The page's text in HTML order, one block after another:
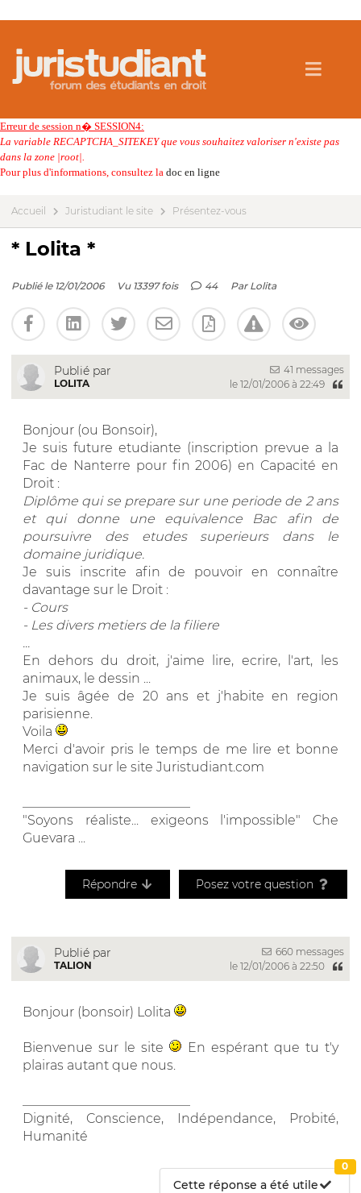
Erreur de session n� SESSION4:
La variable RECAPTCHA_SITEKEY que vous souhaitez valoriser n'existe pas
dans la zone |root|.
Pour plus d'informations, consultez la doc en ligne
Accueil Juristudiant le site Présentez-vous
* Lolita *
Publié le 12/01/2006 Vu 13397 fois 44 Par Lolita
Publié par
LOLITA
41 messages
le 12/01/2006 à 22:49
Bonjour (ou Bonsoir),
Je suis future etudiante (inscription prevue a la
Fac de Nanterre pour fin 2006) en Capacité en
Droit :
Diplôme qui se prepare sur une periode de 2 ans
et qui donne une equivalence Bac afin de
poursuivre des etudes superieurs dans le
domaine juridique.
Je suis inscrite afin de pouvoir en connaître
davantage sur le Droit :
- Cours
- Les divers metiers de la filiere
...
En dehors du droit, j'aime lire, ecrire, l'art, les
animaux, le dessin ...
Je suis âgée de 20 ans et j'habite en region
parisienne.
Voila
Merci d'avoir pris le temps de me lire et bonne
navigation sur le site Juristudiant.com
"Soyons réaliste... exigeons l'impossible" Che
Guevara ...
Répondre Posez votre question
Publié par
TALION
660 messages
le 12/01/2006 à 22:50
Bonjour (bonsoir) Lolita
Bienvenue sur le site
En espérant que tu t'y
plairas autant que nous.
Dignité, Conscience, Indépendance, Probité,
Humanité
Cette réponse a été utile
0